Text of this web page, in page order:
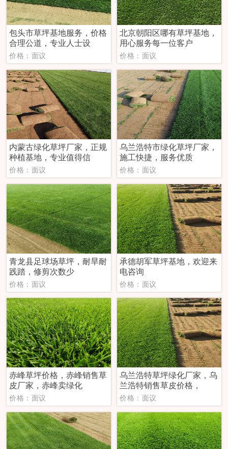
包头市草坪基地服务，价格
合理公道，专业人士设
价格：面议
北京朝阳区哪有草坪基地，
用心服务每一位客户
价格：面议
内蒙古绿化草坪厂家，正规
种植基地，专业值得信
价格：面议
乌兰浩特市绿化草坪厂家，
施工快捷，服务优质
价格：面议
青龙县足球场草坪，耐旱耐
践踏，修剪次数少
价格：面议
承德胡军草坪基地，欢迎来
电咨询
价格：面议
‌赤峰草坪价格，赤峰销售草
皮厂家，赤峰卖绿化
价格：面议
乌兰浩特草坪绿化厂家，乌
兰浩特销售草皮价格，
价格：面议